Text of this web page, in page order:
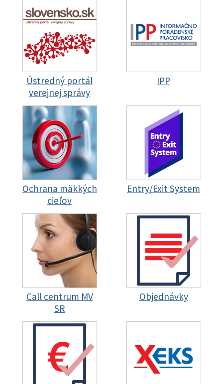
Ústredný portál
verejnej správy
IPP
Ochrana mäkkých
cieľov
Entry/Exit System
Call centrum MV
SR
Objednávky